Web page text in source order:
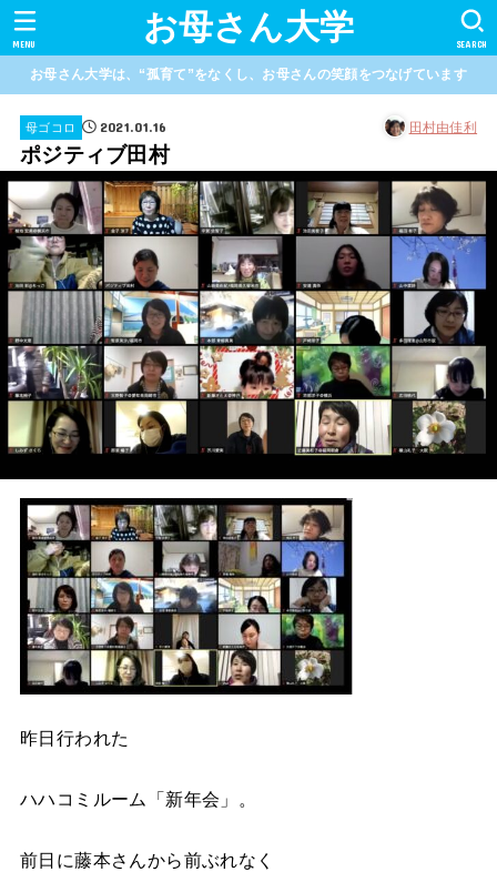
お母さん大学 SEARCH
MENU
お母さん大学は、“孤育て”をなくし、お母さんの笑顔をつなげています
母ゴコロ 2021.01.16 田村由佳利
ポジティブ田村
昨日行われた
ハハコミルーム「新年会」。
前日に藤本さんから前ぶれなく